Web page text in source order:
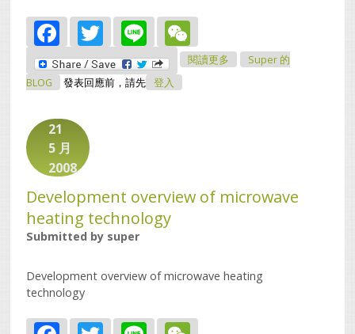
Facebook
Twitter
Line
閱讀更多關於Development
Overview Of Microwave
Super 的
BLOG
發表回應前，請先 登入
21
5 月
2008
Development overview of microwave
heating technology
Submitted by super
Development overview of microwave heating
technology